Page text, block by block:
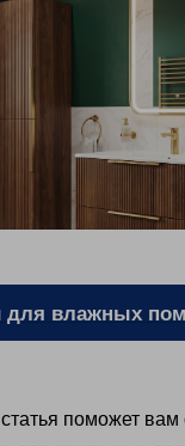
для влажных
поможет